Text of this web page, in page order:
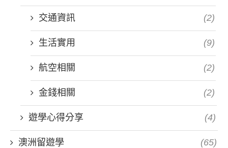
交通資訊 (2)
生活實用 (9)
航空相關 (2)
金錢相關 (2)
遊學心得分享 (4)
澳洲留遊學 (65)